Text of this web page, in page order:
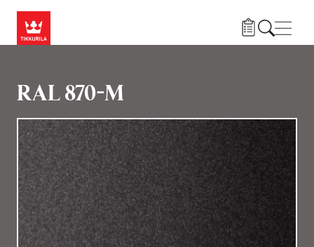
RAL 870-M